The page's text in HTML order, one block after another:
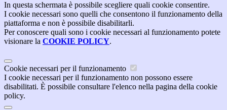
In questa schermata è possibile scegliere quali cookie consentire.
I cookie necessari sono quelli che consentono il funzionamento della
piattaforma e non è possibile disabilitarli.
Per conoscere quali sono i cookie necessari al funzionamento potete
visionare la COOKIE POLICY.
Cookie necessari per il funzionamento
I cookie necessari per il funzionamento non possono essere
disabilitati. È possibile consultare l'elenco nella pagina della cookie
policy.